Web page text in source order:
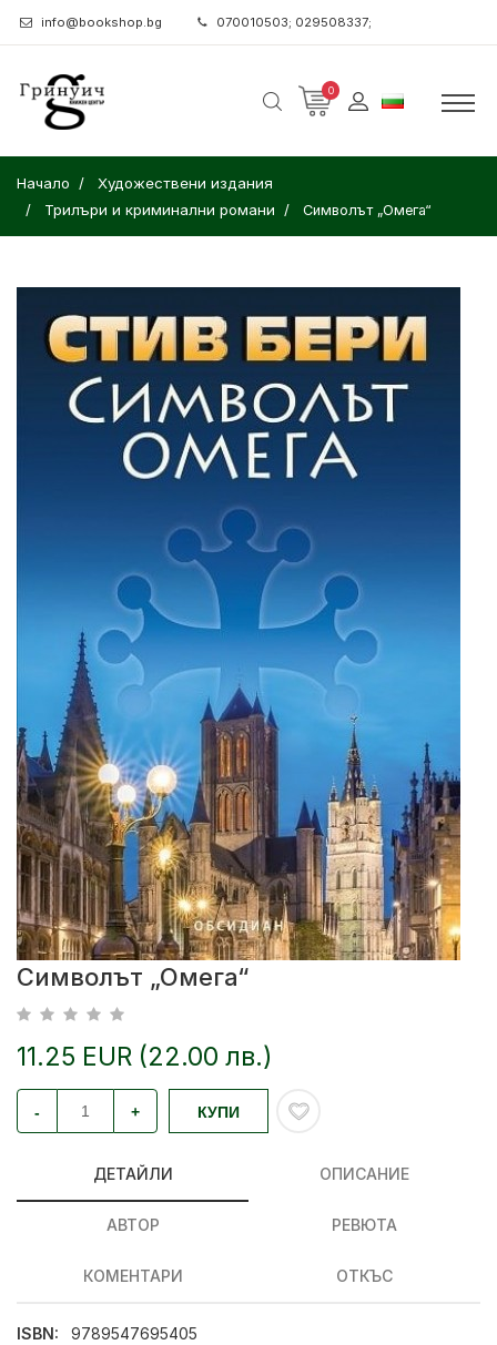
info@bookshop.bg 070010503; 029508337;
0
Начало
Художествени издания
Трилъри и криминални романи
Символът „Омега“
Символът „Омега“
11.25 EUR (22.00 лв.)
- + КУПИ
ДЕТАЙЛИ ОПИСАНИЕ
АВТОР РЕВЮТА
КОМЕНТАРИ ОТКЪС
ISBN:
9789547695405